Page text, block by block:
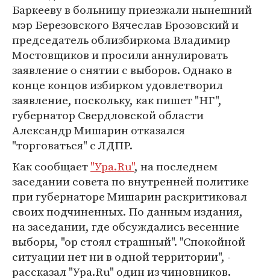
Баркееву в больницу приезжали нынешний
мэр Березовского Вячеслав Брозовский и
председатель облизбиркома Владимир
Мостовщиков и просили аннулировать
заявление о снятии с выборов. Однако в
конце концов избирком удовлетворил
заявление, поскольку, как пишет "НГ",
губернатор Свердловской области
Александр Мишарин отказался
"торговаться" с ЛДПР.
Как сообщает"Ура.Ru", на последнем
заседании совета по внутренней политике
при губернаторе Мишарин раскритиковал
своих подчиненных. По данным издания,
на заседании, где обсуждались весенние
выборы, "ор стоял страшный". "Спокойной
ситуации нет ни в одной территории", -
рассказал "Ура.Ru" один из чиновников.